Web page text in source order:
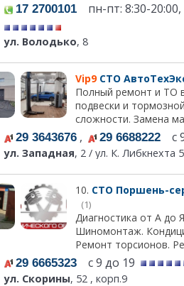
17 2700101 пн-пт: 8:30-20:00,
ул. Володько, 8
Vip9 СТО
Полный ремонт и ТО
подвески и
сложности. Замена
29 3643676 , 29 6688222 с
ул. Западная, 2 / ул. К. Либкнехта
10. СТО Поршень-
(1)
Диагностика от А до
Шиномонтаж.
Ремонт торсионов.
29 6665323 с 9 до 19
ул. Скорины, 52 , корп.9